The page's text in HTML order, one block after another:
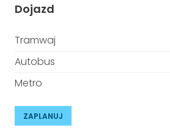
Dojazd
Tramwaj
Autobus
Metro
ZAPLANUJ